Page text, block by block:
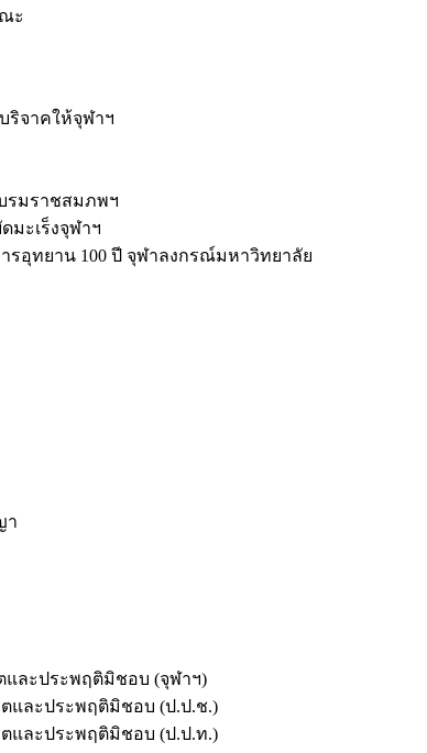
ะ
ริจาคให้จุฬาฯ
รมราชสมภพฯ
ะเร็งจุฬาฯ
รอุทยาน 100 ปี จุฬาลงกรณ์มหาวิทยาลัย
า
และประพฤติมิชอบ (จุฬาฯ)
ตและประพฤติมิชอบ (ป.ป.ช.)
ตและประพฤติมิชอบ (ป.ป.ท.)